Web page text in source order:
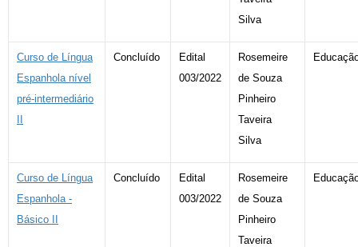
Silva
Curso de Língua
Espanhola nível
pré-intermediário
Concluído
Edital
003/2022
Rosemeire
de Souza
Pinheiro
Taveira
Silva
Curso de Língua
Espanhola -
Básico II
Concluído
Edital
003/2022
Rosemeire
de Souza
Pinheiro
Taveira